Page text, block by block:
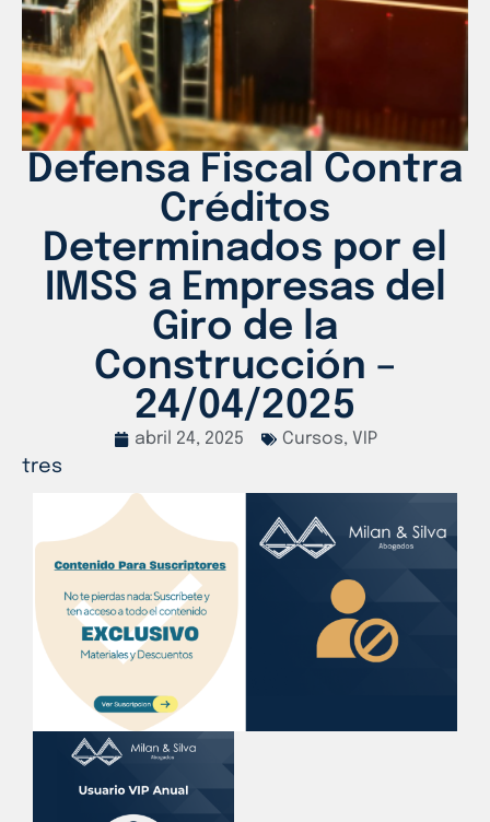
Defensa Fiscal Contra
Créditos
Determinados por el
IMSS a Empresas del
Giro de la
Construcción –
24/04/2025
abril 24, 2025 Cursos, VIP
tres